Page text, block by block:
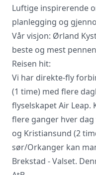
Luftige inspirerende
planlegging og
Vår visjon: Ørland
beste og mest
Reisen hit:
Vi har direkte-fly
(1 time) med flere
flyselskapet Air Leap.
flere ganger hver
og Kristiansund (2
sør/Orkanger kan
Brekstad - Valset.